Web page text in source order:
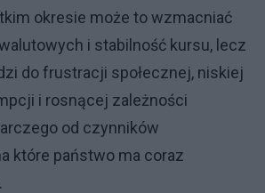
okresie może to wzmacniać
i stabilność kursu, lecz
do frustracji społecznej, niskiej
i rosnącej zależności
od czynników
które państwo ma coraz